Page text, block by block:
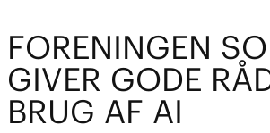
FORENINGEN
GIVER GODE
BRUG AF AI